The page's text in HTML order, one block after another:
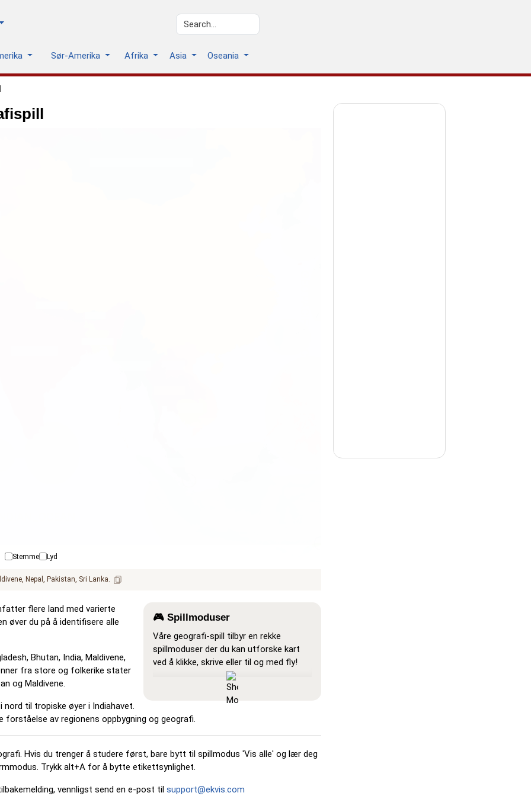
Sør-Amerika Afrika Asia Oseania
Stemme Lyd
Nepal Pakistan Sri Lanka
🎮 Spillmoduser
Våre geografi-spill tilbyr en rekke
spillmoduser der du kan utforske kart
ved å klikke, skrive eller til og med fly!
: En læringsmodus der alle
steder er synlige på kartet, slik at du kan
Pin (veldig enkelt)
men når du holder musen over et sted,
vises navnet.
Pin (enkelt)
mulige steder blir fremhevet for å gjøre
flere land med varierte
øver du på å identifisere alle
Bhutan, India, Maldivene,
fra store og folkerike stater
og Maldivene.
til tropiske øyer i Indiahavet.
av regionens oppbygning og geografi.
Hvis du trenger å studere først, bare bytt til spillmodus 'Vis alle' og lær deg
Trykk alt+A for å bytte etikettsynlighet.
vennligst send en e-post til support@ekvis.com